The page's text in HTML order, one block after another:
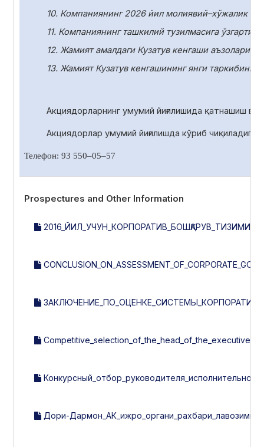
10. Компаниянинг 2026 йил молиявий–хўжалик
11. Компаниянинг ташкилий тузилмасига
12. Жамият амалдаги Кузатув кенгаши
13. Жамият Кузатув кенгашининг янги таркибини
Акциядорларнинг умумий йиғилишида қатнашиш
Акциядорлар умумий йиғилишда кўриб
Телефон: 93 550–05–57
Prospectures and Other Information
Дори-